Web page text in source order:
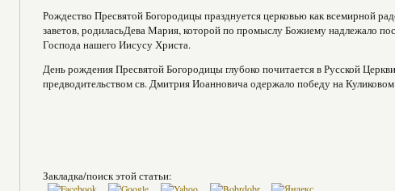
Рождество Пресвятой Богородицы празднуется церковью как всемирной
заветов, родиласьДева Мария, которой по промыслу Божиему надлежало
Господа нашего Иисусу Христа.
День рождения Пресвятой Богородицы глубоко почитается в Русской
предводительством св. Дмитрия Иоанновича одержало победу на
Закладка/поиск этой статьи: